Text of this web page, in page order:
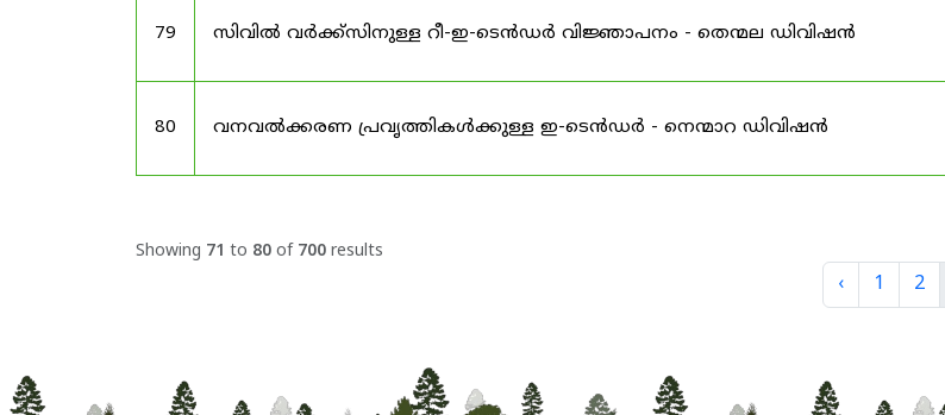
79 സിവിൽ വർക്ക്സിനുള്ള റീ-ഇ-ടെൻഡർ വിജ്ഞാപനം - തെന്മല ഡിവിഷൻ
80 വനവൽക്കരണ പ്രവൃത്തികൾക്കുള്ള ഇ-ടെൻഡർ - നെന്മാറ ഡിവിഷൻ
Showing 71 to 80 of 700 results
‹ 1 2